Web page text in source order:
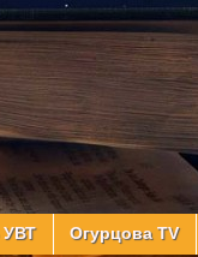
Огурцова TV